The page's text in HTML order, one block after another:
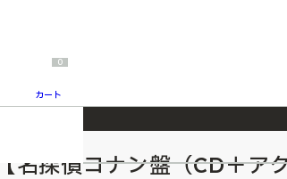
2026/7/23 『
0
カート
名探偵コナン盤（CD＋ア